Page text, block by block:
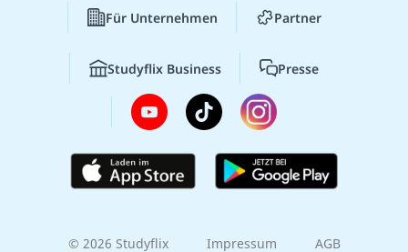
Für Unternehmen Partner
Studyflix Business Presse
© 2026 Studyflix Impressum AGB